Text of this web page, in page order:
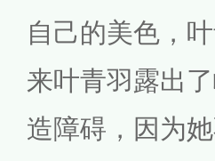
自己的美色，
来叶青羽露出
造障碍，因为